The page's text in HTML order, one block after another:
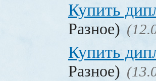
Купить
Разное)
Купить
Разное)